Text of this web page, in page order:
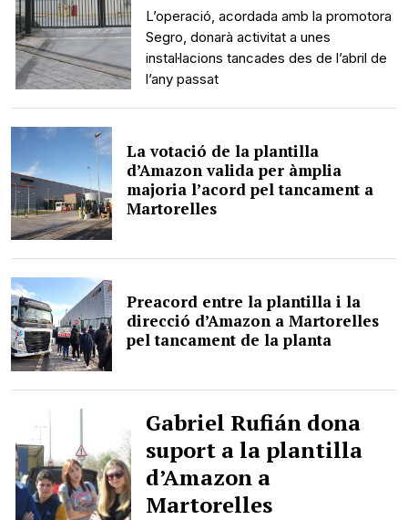
L’operació, acordada amb la promotora
Segro, donarà activitat a unes
instal·lacions tancades des de l’abril de
l’any passat
La votació de la plantilla
d’Amazon valida per àmplia
majoria l’acord pel tancament a
Martorelles
Preacord entre la plantilla i la
direcció d’Amazon a Martorelles
pel tancament de la planta
Gabriel Rufián dona
suport a la plantilla
d’Amazon a
Martorelles